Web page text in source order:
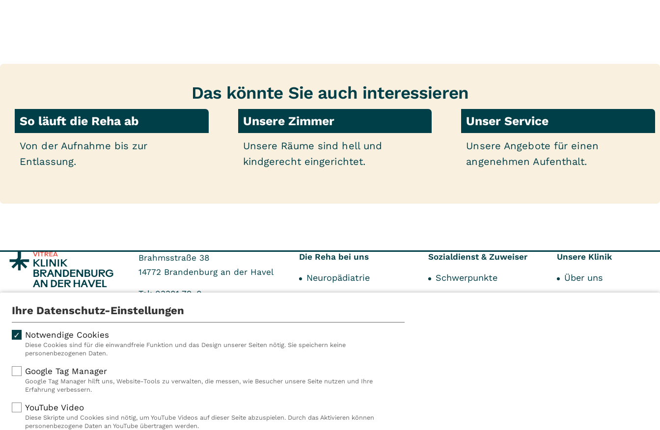
Das könnte Sie auch interessieren
So läuft die Reha ab
Von der Aufnahme bis zur
Entlassung.
Unsere Zimmer
Unsere Räume sind hell und
kindgerecht eingerichtet.
Unser Service
Unsere Angebote für einen
angenehmen Aufenthalt.
Brahmsstraße 38
14772 Brandenburg an der Havel
Tel: 03381 79-0
Fax: 03381 79-1119
Die Reha bei uns
Neuropädiatrie
Sozialdienst & Zuweiser
Schwerpunkte
Unsere Klinik
Über uns
Rahmen der Gruppe betreiben wir 80 stationäre und ambulante Einrichtungen in
Akutkliniken, acht ambulante Rehazentren, zwei Medizinische Versorgungszentren
Ihre Datenschutz-Einstellungen
Notwendige Cookies
Diese Cookies sind für die einwandfreie Funktion und das Design unserer Seiten nötig. Sie speichern keine
personenbezogenen Daten.
Google Tag Manager
Google Tag Manager hilft uns, Website-Tools zu verwalten, die messen, wie Besucher unsere Seite nutzen und Ihre
Erfahrung verbessern.
YouTube Video
Diese Skripte und Cookies sind nötig, um YouTube Videos auf dieser Seite abzuspielen. Durch das Aktivieren können
personenbezogene Daten an YouTube übertragen werden.